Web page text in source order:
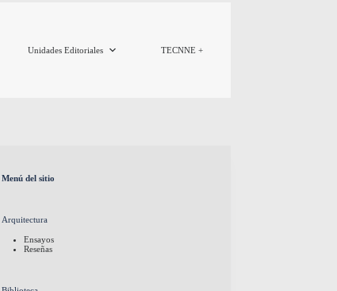
Unidades Editoriales TECNNE +
Menú del sitio
Arquitectura
Ensayos
Reseñas